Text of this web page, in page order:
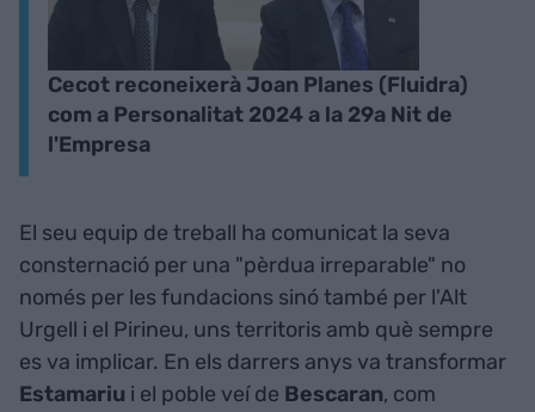
Cecot reconeixerà Joan Planes (Fluidra)
com a Personalitat 2024 a la 29a Nit de
l'Empresa
El seu equip de treball ha comunicat la seva
consternació per una "pèrdua irreparable" no
només per les fundacions sinó també per l'Alt
Urgell i el Pirineu, uns territoris amb què sempre
es va implicar. En els darrers anys va transformar
Estamariu i el poble veí de Bescaran, com